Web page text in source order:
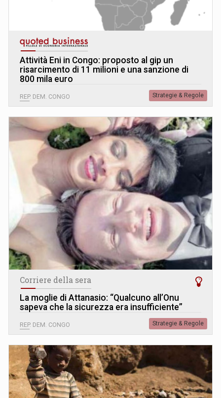
Attività Eni in Congo: proposto al gip un
risarcimento di 11 milioni e una sanzione di
800 mila euro
REP. DEM. CONGO Strategie & Regole
Corriere della sera
La moglie di Attanasio: “Qualcuno all’Onu
sapeva che la sicurezza era insufficiente”
REP. DEM. CONGO Strategie & Regole